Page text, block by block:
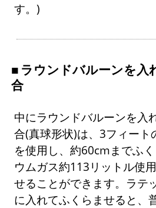
す。)
ラウンドバルーンを入
合
中にラウンドバルーンを入
合(真球形状)は、3フィート
を使用し、約60cmまでふ
ウムガス約113リットル使
せることができます。ラテ
に入れてふくらませると、